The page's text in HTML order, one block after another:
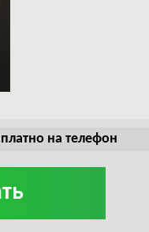
на телефон